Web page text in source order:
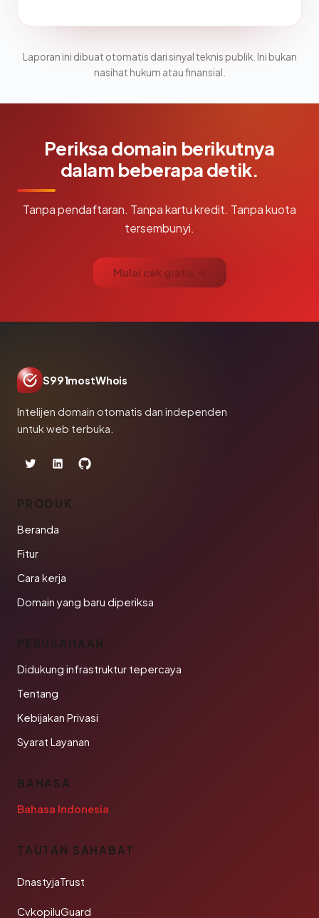
Laporan ini dibuat otomatis dari sinyal teknis publik. Ini bukan
nasihat hukum atau finansial.
Periksa domain berikutnya
dalam beberapa detik.
Tanpa pendaftaran. Tanpa kartu kredit. Tanpa kuota
tersembunyi.
Mulai cek gratis →
S991mostWhois
Intelijen domain otomatis dan independen
untuk web terbuka.
PRODUK
Beranda
Fitur
Cara kerja
Domain yang baru diperiksa
PERUSAHAAN
Didukung infrastruktur tepercaya
Tentang
Kebijakan Privasi
Syarat Layanan
BAHASA
Bahasa Indonesia
TAUTAN SAHABAT
DnastyjaTrust
CvkopiluGuard